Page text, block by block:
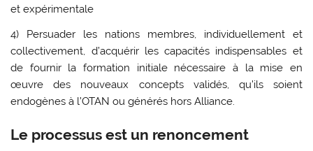
et expérimentale
4) Persuader les nations membres, individuellement et
collectivement, d’acquérir les capacités indispensables et
de fournir la formation initiale nécessaire à la mise en
œuvre des nouveaux concepts validés, qu’ils soient
endogènes à l’OTAN ou générés hors Alliance.
Le processus est un renoncement